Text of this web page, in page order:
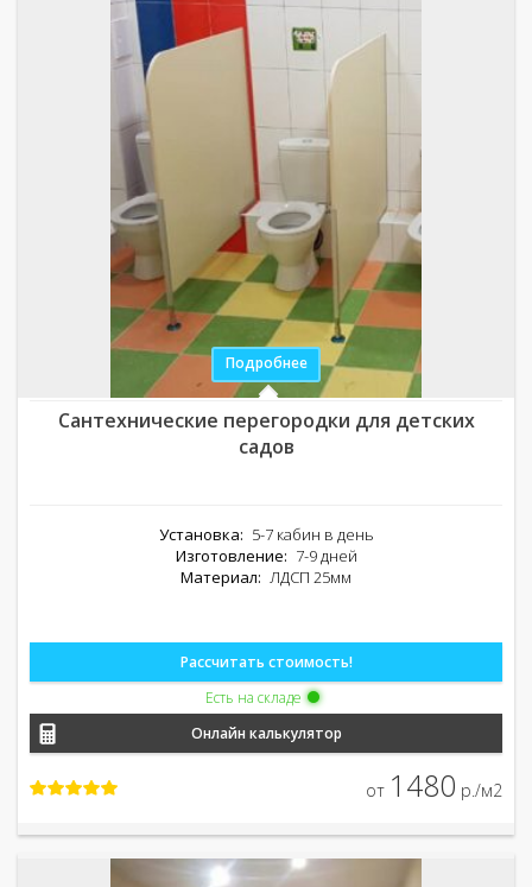
Подробнее
Сантехнические перегородки для детских
садов
Установка: 5-7 кабин в день
Изготовление: 7-9 дней
Материал: ЛДСП 25мм
Рассчитать стоимость!
Есть на складе
Онлайн калькулятор
от 1480 р./м2